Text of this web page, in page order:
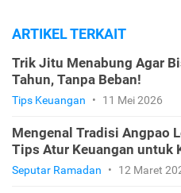
ARTIKEL TERKAIT
Trik Jitu Menabung Agar
Tahun, Tanpa Beban!
Tips Keuangan • 11 Mei 2026
Mengenal Tradisi Angpao
Tips Atur Keuangan untuk
Seputar Ramadan • 12 Maret